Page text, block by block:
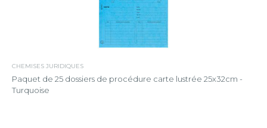
CHEMISES JURIDIQUES
Paquet de 25 dossiers de procédure carte lustrée 25x32cm -
Turquoise